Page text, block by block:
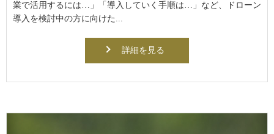
業で活用するには…」「導入していく手順は…」など、ドローン
導入を検討中の方に向けた...
詳細を見る